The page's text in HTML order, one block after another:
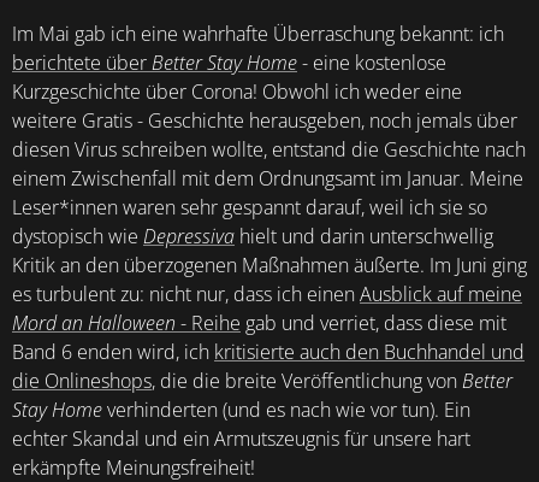
Im Mai gab ich eine wahrhafte Überraschung bekannt: ich
berichtete überBetter Stay Home- eine kostenlose
Kurzgeschichte über Corona! Obwohl ich weder eine
weitere Gratis - Geschichte herausgeben, noch jemals über
diesen Virus schreiben wollte, entstand die Geschichte nach
einem Zwischenfall mit dem Ordnungsamt im Januar. Meine
Leser*innen waren sehr gespannt darauf, weil ich sie so
dystopisch wie Depressiva hielt und darin unterschwellig
Kritik an den überzogenen Maßnahmen äußerte. Im Juni ging
es turbulent zu: nicht nur, dass ich einenAusblick auf meine
Mord an Halloween - Reihe gab und verriet, dass diese mit
Band 6 enden wird, ich kritisierte auch den Buchhandel und
die Onlineshops, die die breite Veröffentlichung vonBetter
Stay Homeverhinderten (und es nach wie vor tun). Ein
echter Skandal und ein Armutszeugnis für unsere hart
erkämpfte Meinungsfreiheit!